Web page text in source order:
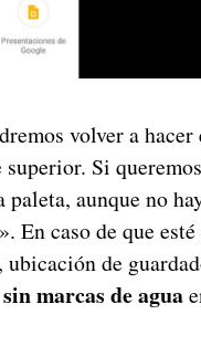
volver a
Si
aunque no
En caso de que
ubicación de
marcas de agua